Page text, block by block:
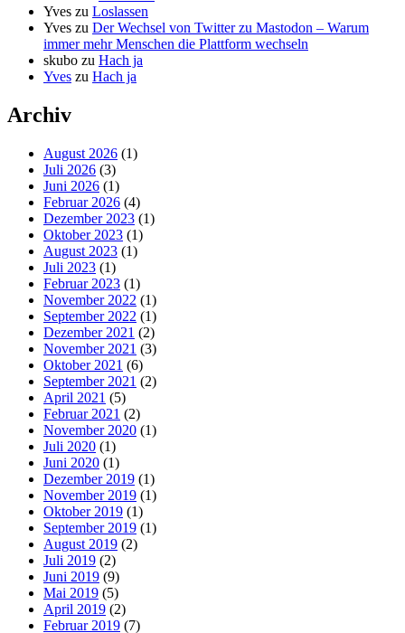
Yves zu Loslassen
Yves zu Der Wechsel von Twitter zu Mastodon – Warum
immer mehr Menschen die Plattform wechseln
skubo zu Hach ja
Yves zu Hach ja
Archiv
August 2026 (1)
Juli 2026 (3)
Juni 2026 (1)
Februar 2026 (4)
Dezember 2023 (1)
Oktober 2023 (1)
August 2023 (1)
Juli 2023 (1)
Februar 2023 (1)
November 2022 (1)
September 2022 (1)
Dezember 2021 (2)
November 2021 (3)
Oktober 2021 (6)
September 2021 (2)
April 2021 (5)
Februar 2021 (2)
November 2020 (1)
Juli 2020 (1)
Juni 2020 (1)
Dezember 2019 (1)
November 2019 (1)
Oktober 2019 (1)
September 2019 (1)
August 2019 (2)
Juli 2019 (2)
Juni 2019 (9)
Mai 2019 (5)
April 2019 (2)
Februar 2019 (7)